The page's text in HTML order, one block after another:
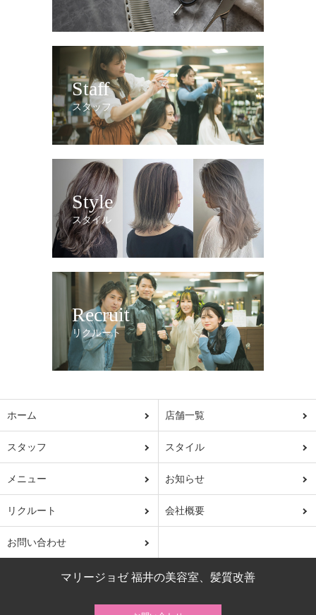
Staff
スタッフ
Style
スタイル
Recruit
リクルート
ホーム 店舗一覧
スタッフ スタイル
メニュー お知らせ
リクルート 会社概要
お問い合わせ
マリージョゼ 福井の美容室、髪質改善